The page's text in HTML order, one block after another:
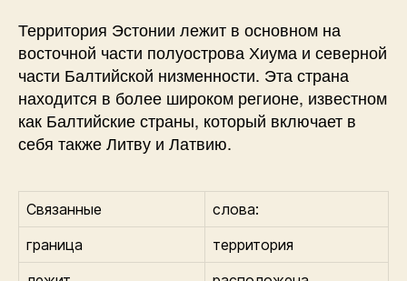
Территория Эстонии лежит в основном на
восточной части полуострова Хиума и северной
части Балтийской низменности. Эта страна
находится в более широком регионе, известном
как Балтийские страны, который включает в
себя также Литву и Латвию.
Связанные
слова:
граница
территория